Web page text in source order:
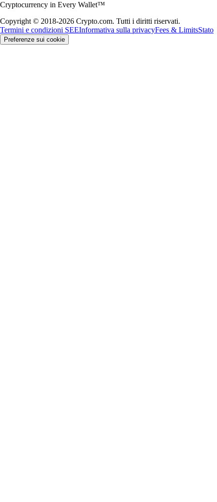
Cryptocurrency in Every Wallet™
Copyright © 2018-2026 Crypto.com. Tutti i diritti riservati.
Termini e condizioni SEEInformativa sulla privacyFees & LimitsStato
Preferenze sui cookie